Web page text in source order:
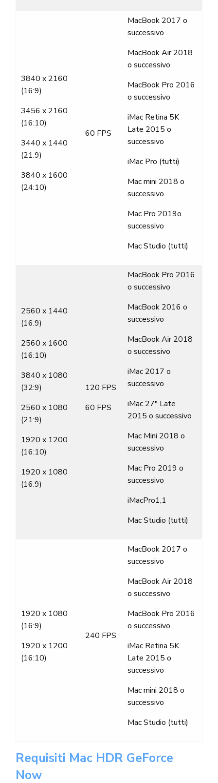
3840 x 2160
(16:9)
3456 x 2160
(16:10)
3440 x 1440
(21:9)
3840 x 1600
(24:10)
60 FPS
MacBook 2017 o
successivo
MacBook Air 2018
o successivo
MacBook Pro 2016
o successivo
iMac Retina 5K
Late 2015 o
successivo
iMac Pro (tutti)
Mac mini 2018 o
successivo
Mac Pro 2019o
successivo
Mac Studio (tutti)
2560 x 1440
(16:9)
2560 x 1600
(16:10)
3840 x 1080
(32:9)
2560 x 1080
(21:9)
1920 x 1200
(16:10)
1920 x 1080
(16:9)
120 FPS
60 FPS
MacBook Pro 2016
o successivo
MacBook 2016 o
successivo
MacBook Air 2018
o successivo
iMac 2017 o
successivo
iMac 27″ Late
2015 o successivo
Mac Mini 2018 o
successivo
Mac Pro 2019 o
successivo
iMacPro1,1
Mac Studio (tutti)
1920 x 1080
(16:9)
1920 x 1200
(16:10)
240 FPS
MacBook 2017 o
successivo
MacBook Air 2018
o successivo
MacBook Pro 2016
o successivo
iMac Retina 5K
Late 2015 o
successivo
Mac mini 2018 o
successivo
Mac Studio (tutti)
Requisiti Mac HDR GeForce
Now